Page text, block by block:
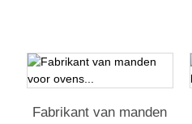
Fabrikant van manden